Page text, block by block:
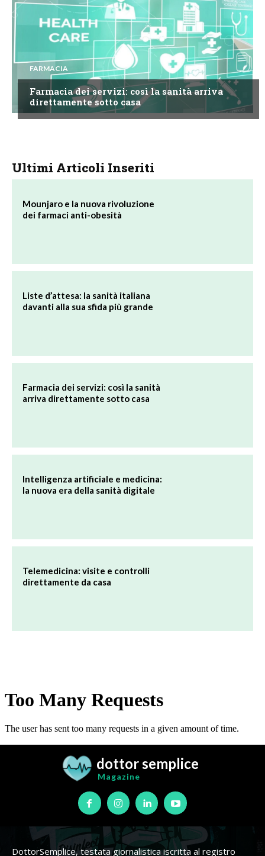
FARMACIA
Farmacia dei servizi: così la sanità arriva
direttamente sotto casa
Ultimi Articoli Inseriti
Mounjaro e la nuova rivoluzione
dei farmaci anti-obesità
Liste d’attesa: la sanità italiana
davanti alla sua sfida più grande
Farmacia dei servizi: così la sanità
arriva direttamente sotto casa
Intelligenza artificiale e medicina:
la nuova era della sanità digitale
Telemedicina: visite e controlli
direttamente da casa
dottor semplice
Magazine
DottorSemplice, testata giornalistica iscritta al registro